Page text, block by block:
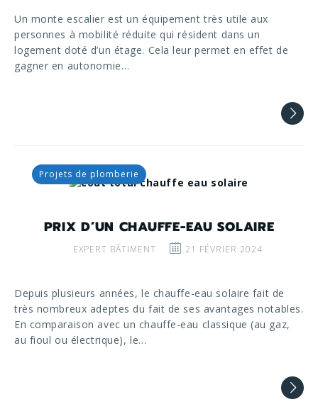
Un monte escalier est un équipement très utile aux
personnes à mobilité réduite qui résident dans un
logement doté d’un étage. Cela leur permet en effet de
gagner en autonomie…
PRIX D’UN CHAUFFE-EAU SOLAIRE
EXPERT BÂTIMENT 21 FÉVRIER 2024
Projets de plomberie
Depuis plusieurs années, le chauffe-eau solaire fait de
très nombreux adeptes du fait de ses avantages notables.
En comparaison avec un chauffe-eau classique (au gaz,
au fioul ou électrique), le…